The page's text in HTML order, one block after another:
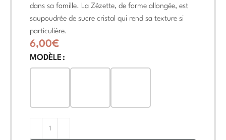
dans sa famille. La Zézette, de forme allongée, est
saupoudrée de sucre cristal qui rend sa texture si
particulière.
6,00€
MODÈLE